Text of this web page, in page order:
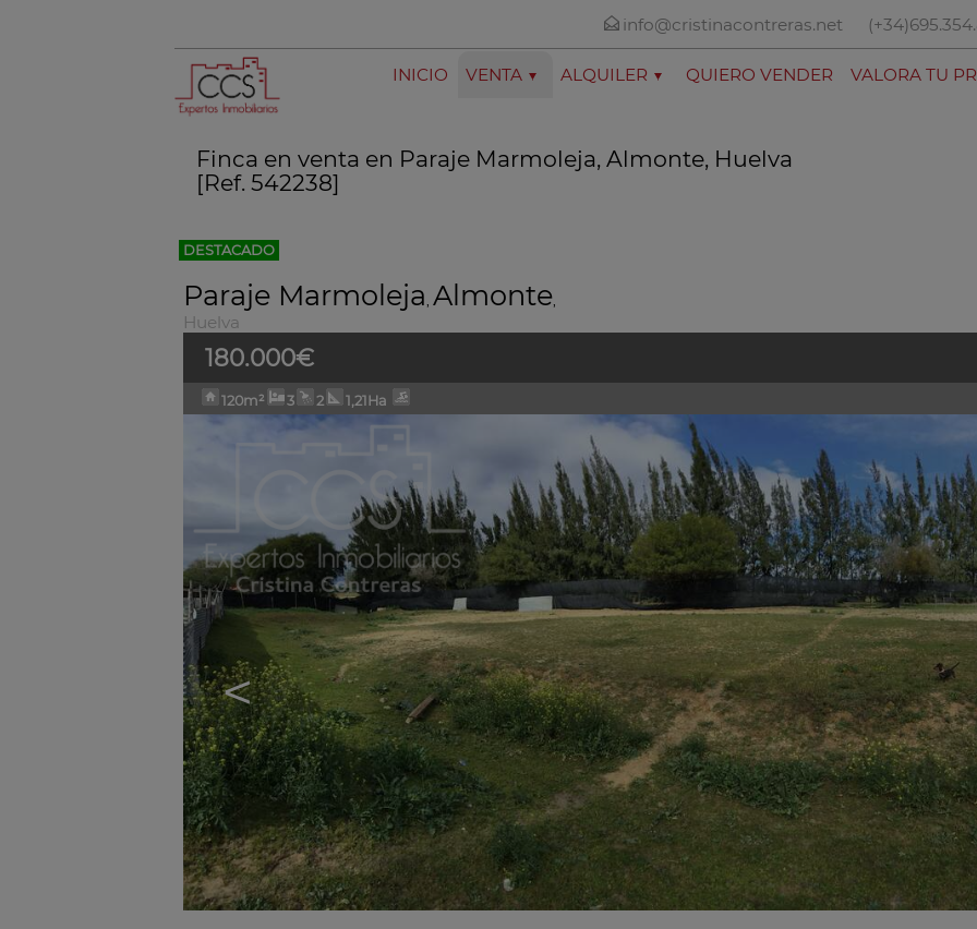
info@cristinacontreras.net
INICIO VENTA ALQUILER QUIERO VENDER VALORA TU
Finca en venta en Paraje Marmoleja, Almonte, Huelva
[Ref. 542238]
DESTACADO
Paraje Marmoleja, Almonte,
Huelva
180.000€
120m² 3 2 1,21Ha
<